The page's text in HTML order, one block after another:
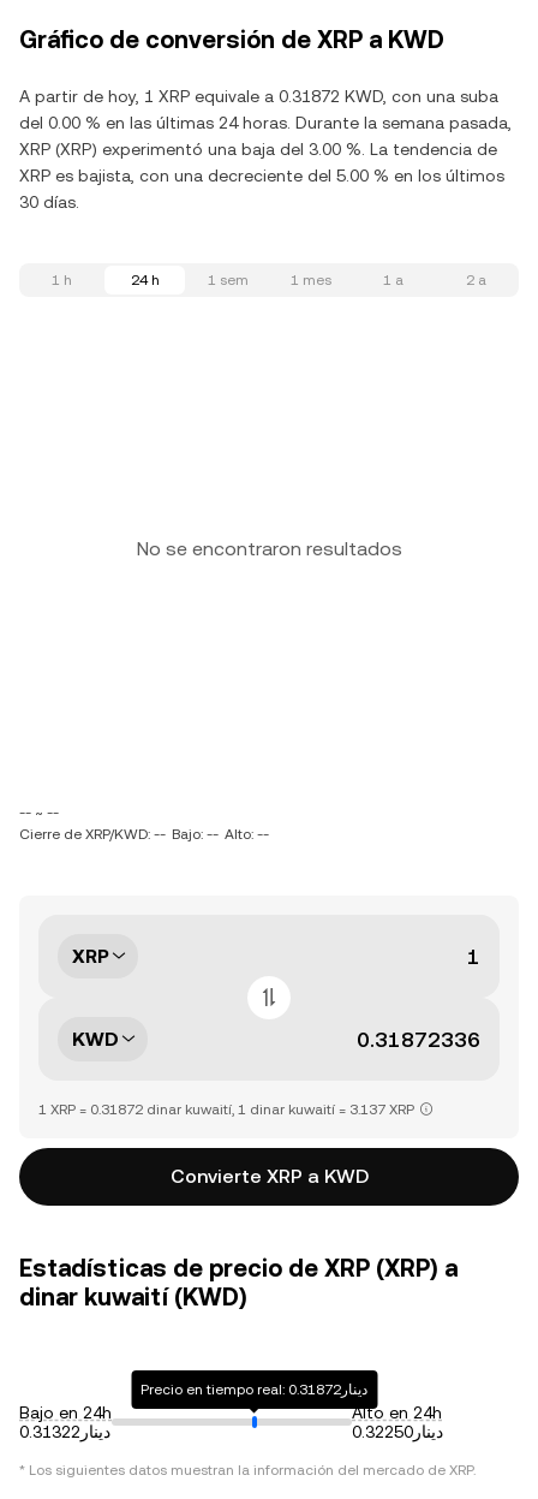
Gráfico de conversión de XRP a KWD
A partir de hoy, 1 XRP equivale a 0.31872 KWD, con una suba
del 0.00 % en las últimas 24 horas. Durante la semana pasada,
XRP (XRP) experimentó una baja del 3.00 %. La tendencia de
XRP es bajista, con una decreciente del 5.00 % en los últimos
30 días.
1 h 24 h 1 sem 1 mes 1 a 2 a
No se encontraron resultados
-- ~ --
Cierre de XRP/KWD: -- Bajo: -- Alto: --
XRP
KWD
1 XRP = 0.31872 dinar kuwaití, 1 dinar kuwaití = 3.137 XRP
Convierte XRP a KWD
Estadísticas de precio de XRP (XRP) a
dinar kuwaití (KWD)
Bajo en 24h
دينار0.31322
Precio en tiempo real: دينار0.31872
Alto en 24h
دينار0.32250
* Los siguientes datos muestran la información del mercado de XRP.